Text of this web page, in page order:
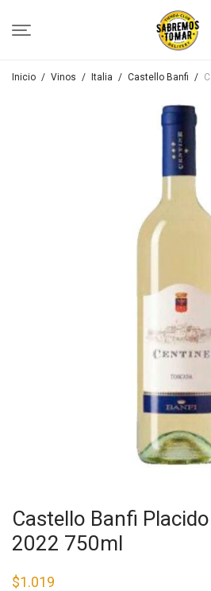
Inicio / Vinos / Italia / Castello Banfi /
Castello Banfi
2022 750ml
$1.019